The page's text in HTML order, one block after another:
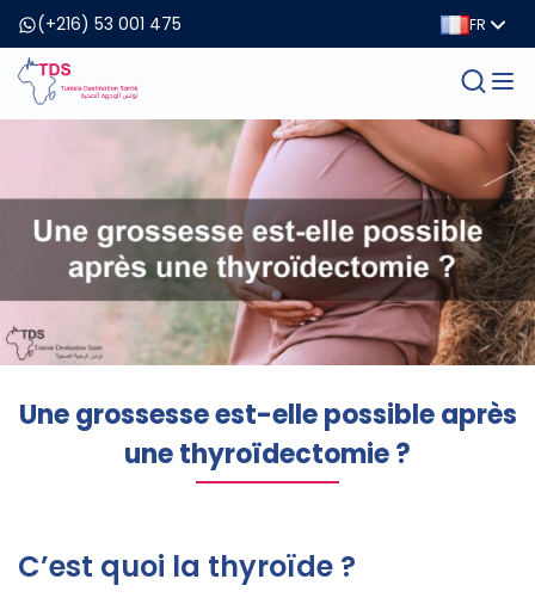
(+216) 53 001 475 FR
Une grossesse est-elle possible après
une thyroïdectomie ?
C’est quoi la thyroïde ?